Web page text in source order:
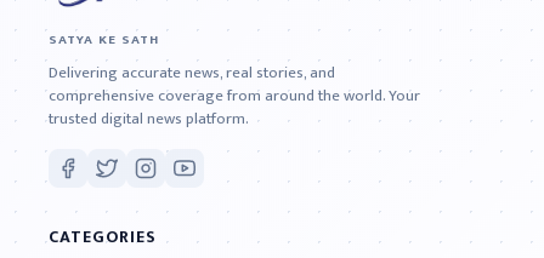
SATYA KE SATH
Delivering accurate news, real stories, and
comprehensive coverage from around the world. Your
trusted digital news platform.
CATEGORIES